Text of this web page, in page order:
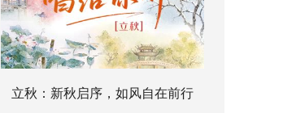
立秋：新秋启序，如风自在前行